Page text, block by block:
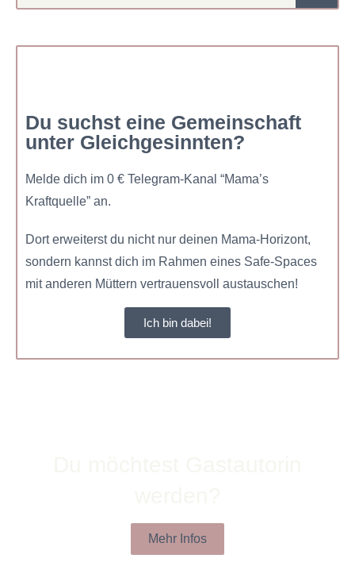
Du suchst eine Gemeinschaft
unter Gleichgesinnten?
Melde dich im 0 € Telegram-Kanal “Mama’s
Kraftquelle” an.
Dort erweiterst du nicht nur deinen Mama-Horizont,
sondern kannst dich im Rahmen eines Safe-Spaces
mit anderen Müttern vertrauensvoll austauschen!
Ich bin dabei!
Mehr Infos